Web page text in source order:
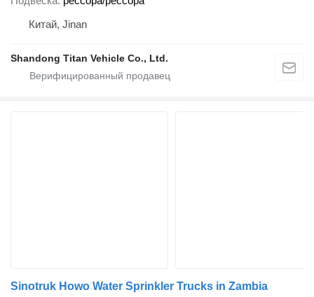
Китай, Jinan
Shandong Titan Vehicle Co., Ltd.
Sinotruk Howo Water Sprinkler Trucks in Zambia